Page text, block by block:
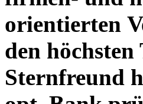
orientierten
den
Sternfreund